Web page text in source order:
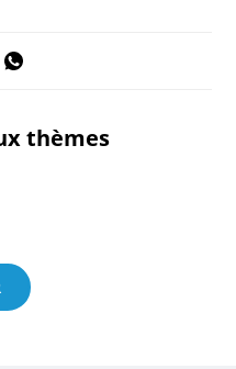
thèmes